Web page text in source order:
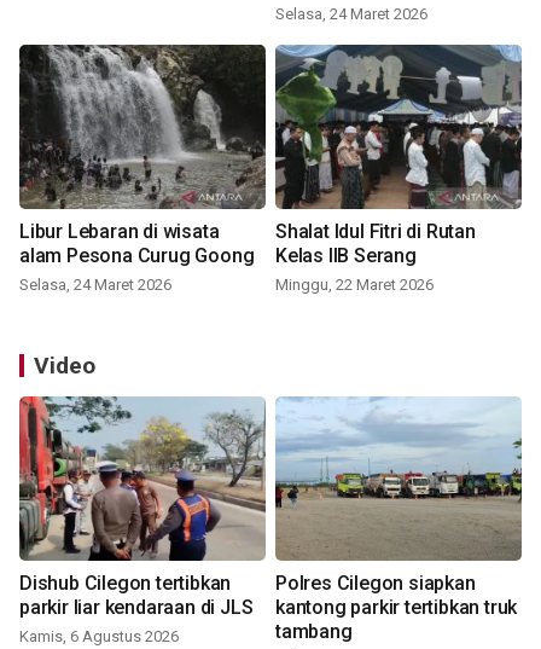
Selasa, 24 Maret 2026
Libur Lebaran di wisata
alam Pesona Curug Goong
Selasa, 24 Maret 2026
Shalat Idul Fitri di Rutan
Kelas IIB Serang
Minggu, 22 Maret 2026
Video
Dishub Cilegon tertibkan
parkir liar kendaraan di JLS
Kamis, 6 Agustus 2026
Polres Cilegon siapkan
kantong parkir tertibkan truk
tambang